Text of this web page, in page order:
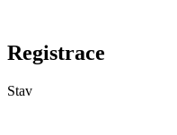
Registrace
Stav